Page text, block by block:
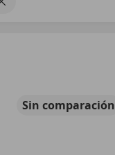
Sin comparación